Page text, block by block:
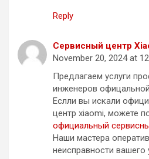
Reply
Сервисный центр
November 20, 2024 at
Предлагаем услуги
инженеров
Еслли вы искали
центр xiaomi, можете
официальный
Наши мастера
неисправности вашего